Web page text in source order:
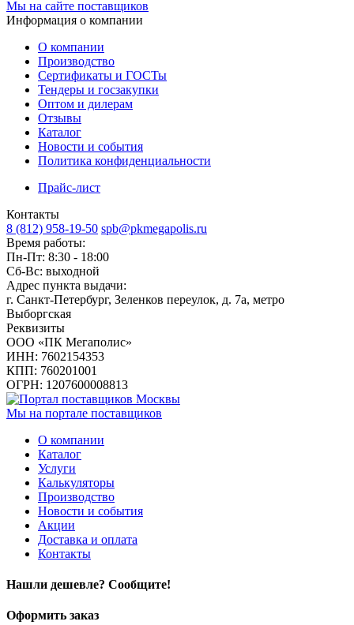
Мы на сайте поставщиков
Информация о компании
О компании
Производство
Сертификаты и ГОСТы
Тендеры и госзакупки
Оптом и дилерам
Отзывы
Каталог
Новости и события
Политика конфиденциальности
Прайс-лист
Контакты
8 (812) 958-19-50 spb@pkmegapolis.ru
Время работы:
Пн-Пт: 8:30 - 18:00
Сб-Вс: выходной
Адрес пункта выдачи:
г. Санкт-Петербург, Зеленков переулок, д. 7а, метро
Выборгская
Реквизиты
ООО «ПК Мегаполис»
ИНН: 7602154353
КПП: 760201001
ОГРН: 1207600008813
Мы на портале поставщиков
О компании
Каталог
Услуги
Калькуляторы
Производство
Новости и события
Акции
Доставка и оплата
Контакты
Нашли дешевле? Сообщите!
Оформить заказ